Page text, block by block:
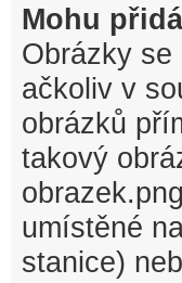
Mohu
Obrázky
ačkoliv v
obrázků
takový
umístěné
stanice)